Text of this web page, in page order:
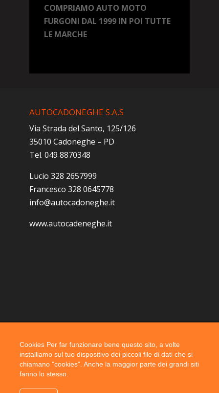
COMPRIAMO AUTO MOTO
FURGONI DAL 1999 IN POI TUTTE
LE MARCHE
AUTOCADONEGHE S.A.S
Via Strada del Santo, 125/126
35010 Cadoneghe – PD
Tel. 049 8870348
Lucio 328 2657999
Francesco 328 0645778
info@autocadoneghe.it
www.autocadeneghe.it
Coyright 2019 @ autocadoneghe s.a.s.
Cookies Per far funzionare bene questo sito, a volte
installiamo sul tuo dispositivo dei piccoli file di dati che si
chiamano "cookies". Anche la maggior parte dei grandi siti
fanno lo stesso.